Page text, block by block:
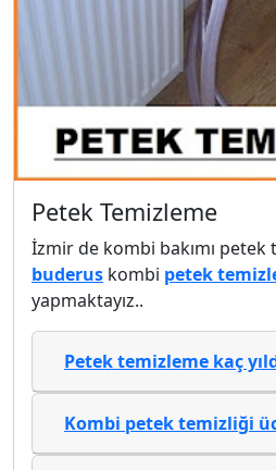
Petek Temizleme
İzmir de kombi bakımı petek
buderus kombi petek
yapmaktayız..
Petek temizleme kaç
Kombi petek temizliği